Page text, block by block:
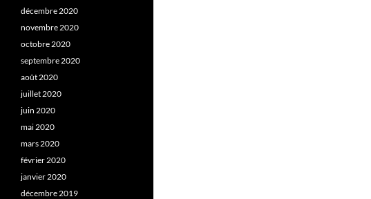
décembre 2020
novembre 2020
octobre 2020
septembre 2020
août 2020
juillet 2020
juin 2020
mai 2020
mars 2020
février 2020
janvier 2020
décembre 2019